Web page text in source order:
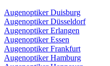
Augenoptiker Duisburg
Augenoptiker Düsseldorf
Augenoptiker Erlangen
Augenoptiker Essen
Augenoptiker Frankfurt
Augenoptiker Hamburg